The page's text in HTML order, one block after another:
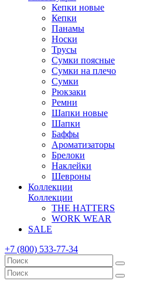
Кепки новые
Кепки
Панамы
Носки
Трусы
Сумки поясные
Сумки на плечо
Сумки
Рюкзаки
Ремни
Шапки новые
Шапки
Баффы
Ароматизаторы
Брелоки
Наклейки
Шевроны
Коллекции
Коллекции
THE HATTERS
WORK WEAR
SALE
+7 (800) 533-77-34